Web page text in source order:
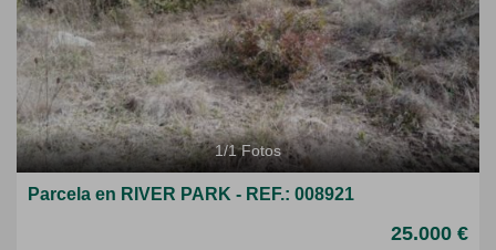
1/1Fotos
Parcela en RIVER PARK - REF.: 008921
25.000 €